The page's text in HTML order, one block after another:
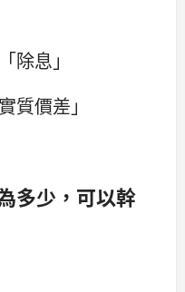
除息」
質價差」
多少，可以幹